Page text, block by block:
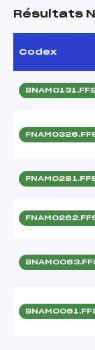
Résultats
Codex